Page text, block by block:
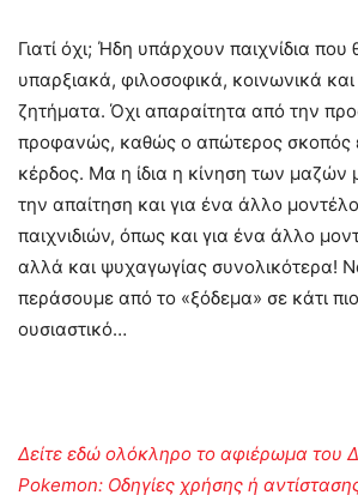
Γιατί όχι; Ήδη υπάρχουν παιχνίδια που
υπαρξιακά, φιλοσοφικά, κοινωνικά και
ζητήματα. Όχι απαραίτητα από την
προφανώς, καθώς ο απώτερος σκοπός
κέρδος. Μα η ίδια η κίνηση των μαζών
την απαίτηση και για ένα άλλο
παιχνιδιών, όπως και για ένα άλλο
αλλά και ψυχαγωγίας συνολικότερα!
περάσουμε από το «ξόδεμα» σε κάτι
ουσιαστικό…
Δείτε εδώ ολόκληρο το αφιέρωμα του
Pokemon: Οδηγίες χρήσης ή